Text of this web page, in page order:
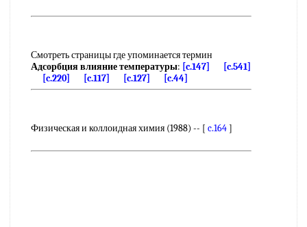
Смотреть страницы где упоминается термин
Адсорбция влияние температуры: [c.147]
[c.541]
[c.220]
[c.117] [c.127] [c.44]
Физическая и коллоидная химия (1988) -- [ c.164]